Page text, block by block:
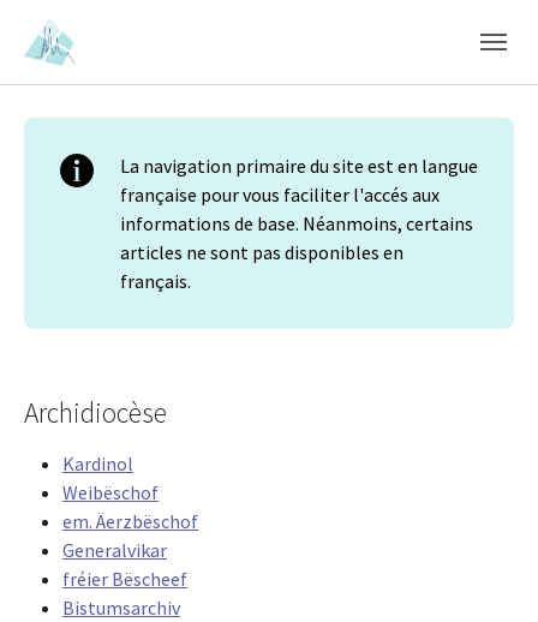
Skip to main content
Skip to page footer
La navigation primaire du site est en langue
française pour vous faciliter l'accés aux
informations de base. Néanmoins, certains
articles ne sont pas disponibles en
français.
Archidiocèse
Kardinol
Weibëschof
em. Äerzbëschof
Generalvikar
fréier Bëscheef
Bistumsarchiv